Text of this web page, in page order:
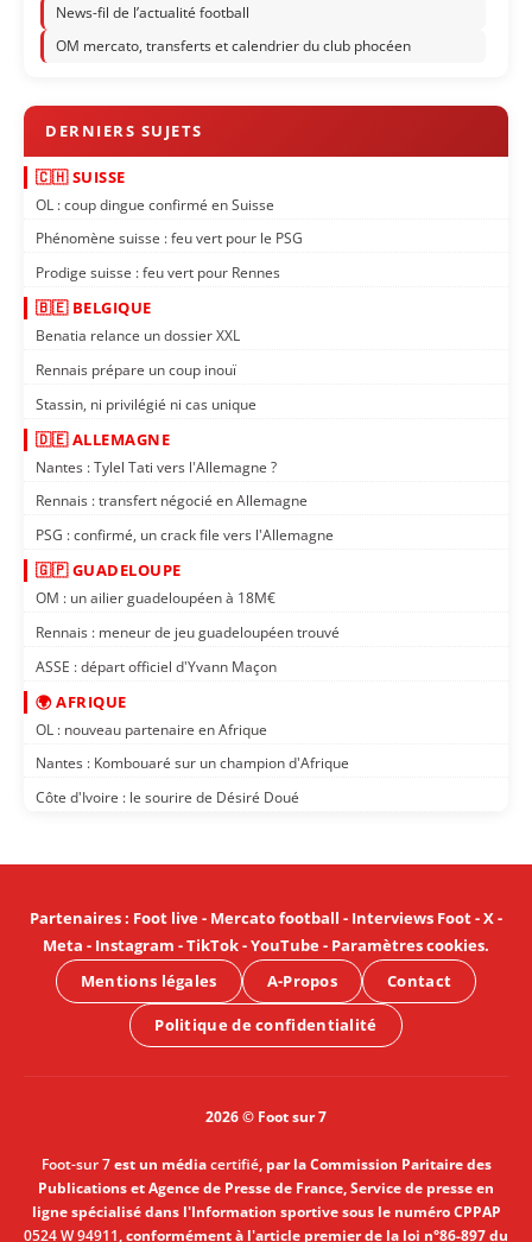
News-fil de l’actualité football
OM mercato, transferts et calendrier du club phocéen
🇨🇭 SUISSE
OL : coup dingue confirmé en Suisse
Phénomène suisse : feu vert pour le PSG
Prodige suisse : feu vert pour Rennes
🇧🇪 BELGIQUE
Benatia relance un dossier XXL
Rennais prépare un coup inouï
Stassin, ni privilégié ni cas unique
🇩🇪 ALLEMAGNE
Nantes : Tylel Tati vers l'Allemagne ?
Rennais : transfert négocié en Allemagne
PSG : confirmé, un crack file vers l'Allemagne
🇬🇵 GUADELOUPE
OM : un ailier guadeloupéen à 18M€
Rennais : meneur de jeu guadeloupéen trouvé
ASSE : départ officiel d'Yvann Maçon
🌍 AFRIQUE
OL : nouveau partenaire en Afrique
Nantes : Kombouaré sur un champion d'Afrique
Côte d'Ivoire : le sourire de Désiré Doué
Partenaires: Foot live- Mercato football - Interviews Foot-X-
Meta - Instagram -TikTok-YouTube- Paramètres cookies.
Mentions légales
A-Propos Contact
Politique de confidentialité
2026 © Foot sur 7
Foot-sur 7est un médiacertifié, par la Commission Paritaire des
Publications et Agence de Presse de France, Service de presse en
ligne spécialisé dans l'Information sportive sous le numéro CPPAP
0524 W 94911, conformément à l'article premier de la loi n°86-897 du